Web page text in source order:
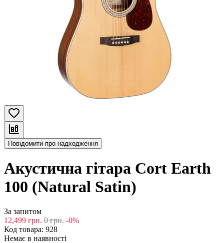
Повідомити про надходження
Акустична гітара Cort Earth
100 (Natural Satin)
За запитом
12,499 грн. 0 грн. -0%
Код товара: 928
Немає в наявності